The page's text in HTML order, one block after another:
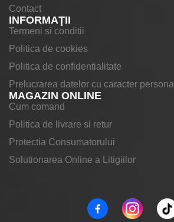
Contact
INFORMAŢII
Termeni si conditii
Politica de cookies
Politica de confidentialitate
Prelucrarea datelor cu caracter personal
MAGAZIN ONLINE
Cum comand
Politica de livrare si retur
Protectia Consumatorului
Solutionarea Online a Litigiilor